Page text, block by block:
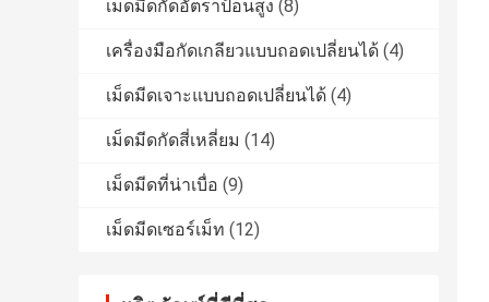
เม็ดมีดกัดอัตราป้อนสูง (8)
เครื่องมือกัดเกลียวแบบถอดเปลี่ยนได้ (4)
เม็ดมีดเจาะแบบถอดเปลี่ยนได้ (4)
เม็ดมีดกัดสี่เหลี่ยม (14)
เม็ดมีดที่น่าเบื่อ (9)
เม็ดมีดเซอร์เม็ท (12)